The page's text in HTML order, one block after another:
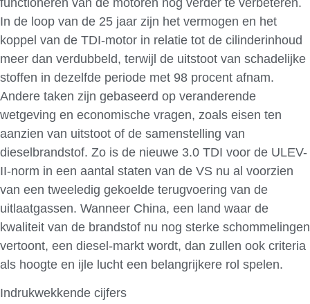
functioneren van de motoren nog verder te verbeteren.
In de loop van de 25 jaar zijn het vermogen en het
koppel van de TDI-motor in relatie tot de cilinderinhoud
meer dan verdubbeld, terwijl de uitstoot van schadelijke
stoffen in dezelfde periode met 98 procent afnam.
Andere taken zijn gebaseerd op veranderende
wetgeving en economische vragen, zoals eisen ten
aanzien van uitstoot of de samenstelling van
dieselbrandstof. Zo is de nieuwe 3.0 TDI voor de ULEV-
II-norm in een aantal staten van de VS nu al voorzien
van een tweeledig gekoelde terugvoering van de
uitlaatgassen. Wanneer China, een land waar de
kwaliteit van de brandstof nu nog sterke schommelingen
vertoont, een diesel-markt wordt, dan zullen ook criteria
als hoogte en ijle lucht een belangrijkere rol spelen.
Indrukwekkende cijfers